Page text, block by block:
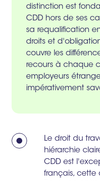
distinction est
CDD hors de ses
sa requalification
droits et
couvre les
recours à chaque
employeurs
impérativement
Le droit du
hiérarchie
CDD est
français, cette